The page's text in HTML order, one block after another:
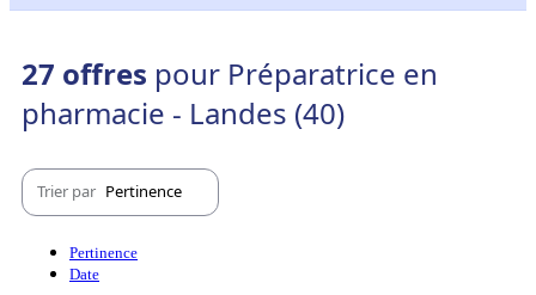
27 offres pour Préparatrice en
pharmacie - Landes (40)
Trier par Pertinence
Pertinence
Date